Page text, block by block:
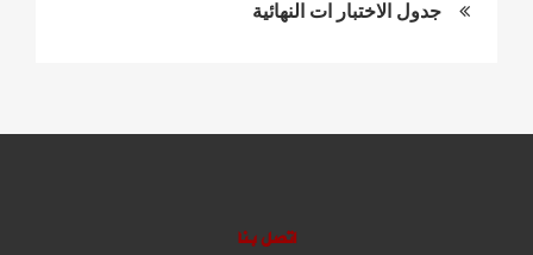
جدول الاختبار ات النهائية
اتصل بنا